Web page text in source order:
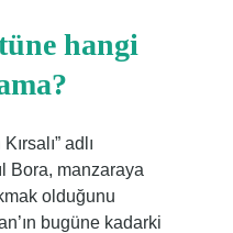
hangi
adlı
Bora, manzaraya
olduğunu
bugüne kadarki